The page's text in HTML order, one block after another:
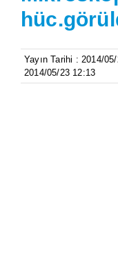
Yayın Tarihi : 2014/
2014/05/23 12:13